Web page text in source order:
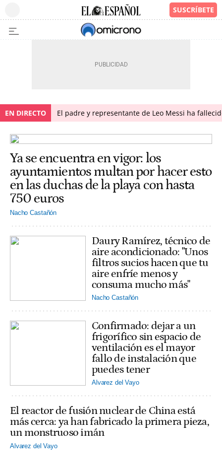
EN DIRECTO El padre y representante de Leo Messi ha
Ya se encuentra en vigor: los
ayuntamientos multan por hacer esto
en las duchas de la playa con hasta
750 euros
Nacho Castañón
Daury Ramírez, técnico de
aire acondicionado: "Unos
filtros sucios hacen que tu
aire enfríe menos y
consuma mucho más"
Nacho Castañón
Confirmado: dejar a un
frigorífico sin espacio de
ventilación es el mayor
fallo de instalación que
puedes tener
Alvarez del Vayo
El reactor de fusión nuclear de China está
más cerca: ya han fabricado la primera pieza,
un monstruoso imán
Alvarez del Vayo